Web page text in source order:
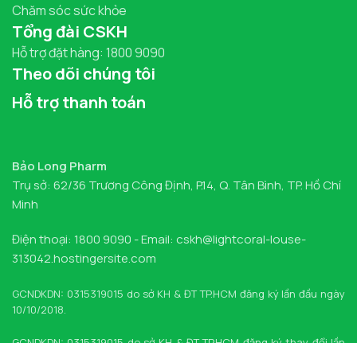
Chăm sóc sức khỏe
Tổng đài CSKH
Hỗ trợ đặt hàng: 1800 9090
Theo dõi chúng tôi
Hỗ trợ thanh toán
Bảo Long Pharm
Trụ sở: 62/36 Trương Công Định, P.14, Q. Tân Bình, TP. Hồ Chí
Minh
Điện thoại: 1800 9090 - Email: cskh@lightcoral-louse-
313042.hostingersite.com
GCNDKDN: 0315319015 do sở KH & ĐT TP.HCM đăng ký lần đầu ngày
10/10/2018.